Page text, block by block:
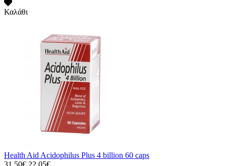
Καλάθι
Health Aid Acidophilus Plus 4 billion 60 caps
31,50€ 22,05€